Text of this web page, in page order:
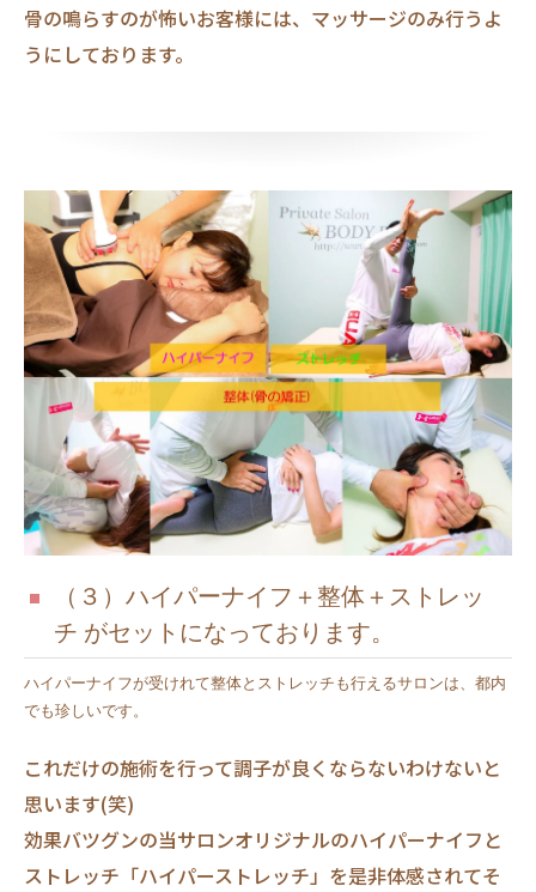
骨の鳴らすのが怖いお客様には、マッサージのみ行うよ
うにしております。
（３）ハイパーナイフ＋整体＋ストレッ
チ がセットになっております。
ハイパーナイフが受けれて整体とストレッチも行えるサロンは、都内
でも珍しいです。
これだけの施術を行って調子が良くならないわけないと
思います(笑)
効果バツグンの当サロンオリジナルのハイパーナイフと
ストレッチ「ハイパーストレッチ」を是非体感されてそ